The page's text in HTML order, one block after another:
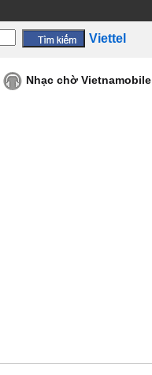
Viettel
Nhạc chờ Vietnamobile